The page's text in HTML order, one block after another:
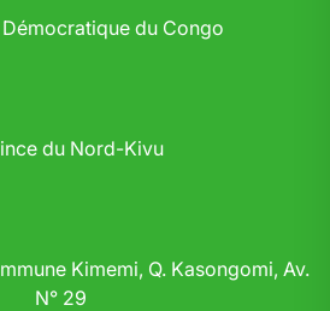
du Congo
du Nord-Kivu
Kimemi, Q. Kasongomi, Av.
N° 29